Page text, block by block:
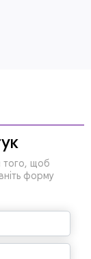
того, щоб
форму